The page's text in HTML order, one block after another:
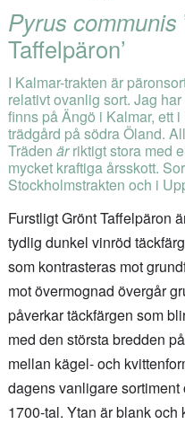
Pyrus communis
Taffelpäron’
I Kalmar-trakten är
relativt ovanlig sort. Jag
finns på Ängö i Kalmar, ett
trädgård på södra Öland.
Träden ärriktigt stora med
mycket kraftiga årsskott.
Stockholmstrakten och i
Furstligt Grönt Taffelpäron
tydlig dunkel vinröd
som kontrasteras mot
mot övermognad övergår
påverkar täckfärgen som
med den största bredden
mellan kägel- och
dagens vanligare
1700-tal. Ytan är blank